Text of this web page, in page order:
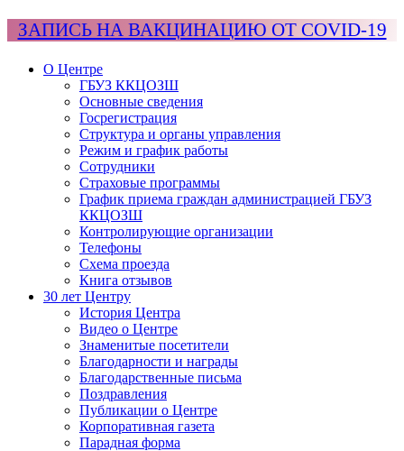
ЗАПИСЬ НА ВАКЦИНАЦИЮ ОТ COVID-19
О Центре
ГБУЗ ККЦОЗШ
Основные сведения
Госрегистрация
Структура и органы управления
Режим и график работы
Сотрудники
Страховые программы
График приема граждан администрацией ГБУЗ
ККЦОЗШ
Контролирующие организации
Телефоны
Схема проезда
Книга отзывов
30 лет Центру
История Центра
Видео о Центре
Знаменитые посетители
Благодарности и награды
Благодарственные письма
Поздравления
Публикации о Центре
Корпоративная газета
Парадная форма